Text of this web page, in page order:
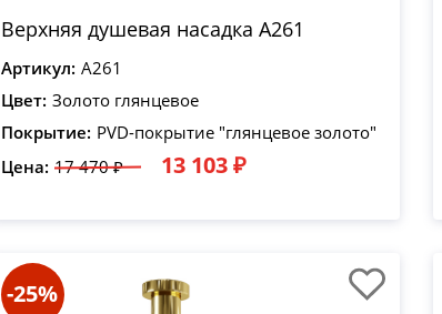
Верхняя душевая насадка A261
Артикул: A261
Цвет: Золото глянцевое
Покрытие: PVD-покрытие "глянцевое золото"
Цена: 17 470 ₽ 13 103 ₽
-25%